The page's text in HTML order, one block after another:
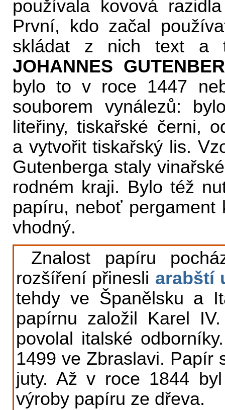
používala kovová
První, kdo začal
skládat z nich text a
JOHANNES
bylo to v roce 1447
souborem vynálezů:
liteřiny, tiskařské černi,
a vytvořit tiskařský lis.
Gutenberga staly
rodném kraji. Bylo též
papíru, neboť pergament
vhodný.
Znalost papíru
rozšíření přinesli arabští
tehdy ve Španělsku a
papírnu založil Karel
povolal italské
1499 ve Zbraslavi. Papír
juty. Až v roce 1844
výroby papíru ze dřeva.